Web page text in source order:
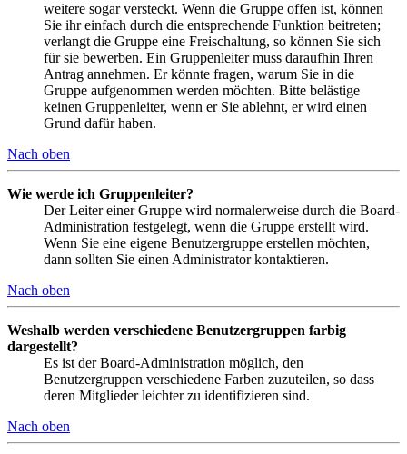
weitere sogar versteckt. Wenn die Gruppe offen ist, können
Sie ihr einfach durch die entsprechende Funktion beitreten;
verlangt die Gruppe eine Freischaltung, so können Sie sich
für sie bewerben. Ein Gruppenleiter muss daraufhin Ihren
Antrag annehmen. Er könnte fragen, warum Sie in die
Gruppe aufgenommen werden möchten. Bitte belästige
keinen Gruppenleiter, wenn er Sie ablehnt, er wird einen
Grund dafür haben.
Nach oben
Wie werde ich Gruppenleiter?
Der Leiter einer Gruppe wird normalerweise durch die Board-
Administration festgelegt, wenn die Gruppe erstellt wird.
Wenn Sie eine eigene Benutzergruppe erstellen möchten,
dann sollten Sie einen Administrator kontaktieren.
Nach oben
Weshalb werden verschiedene Benutzergruppen farbig
dargestellt?
Es ist der Board-Administration möglich, den
Benutzergruppen verschiedene Farben zuzuteilen, so dass
deren Mitglieder leichter zu identifizieren sind.
Nach oben